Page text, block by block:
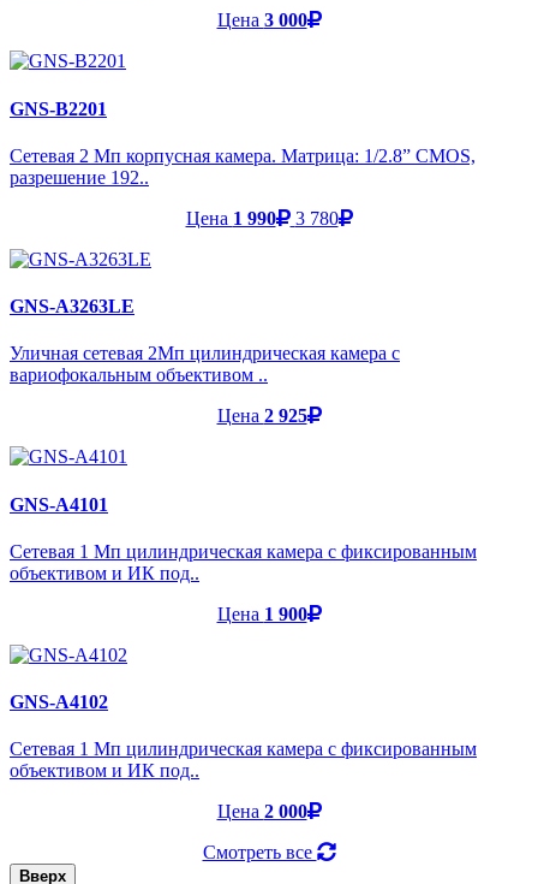
Цена 3 000
GNS-B2201
Сетевая 2 Мп корпусная камера. Матрица: 1/2.8” CMOS,
разрешение 192..
Цена 1 990 3 780
GNS-A3263LE
Уличная сетевая 2Мп цилиндрическая камера с
вариофокальным объективом ..
Цена 2 925
GNS-A4101
Cетевая 1 Мп цилиндрическая камера с фиксированным
объективом и ИК под..
Цена 1 900
GNS-A4102
Cетевая 1 Мп цилиндрическая камера с фиксированным
объективом и ИК под..
Цена 2 000
Смотреть все
Вверх